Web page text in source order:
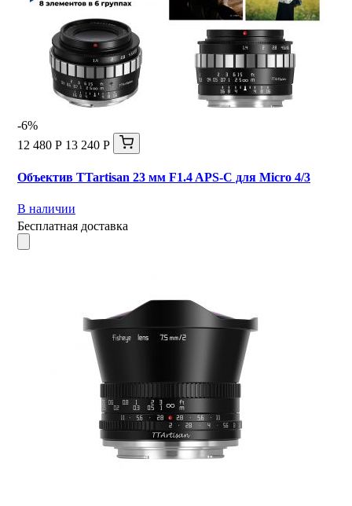
-6%
12 480 Р 13 240 Р
Объектив TTartisan 23 мм F1.4 APS-C для Micro 4/3
В наличии
Бесплатная доставка